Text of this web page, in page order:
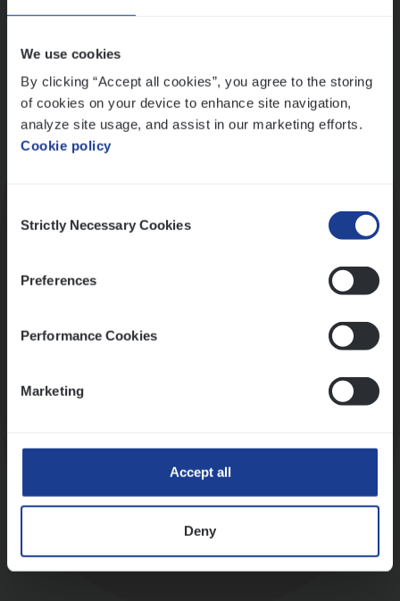
We use cookies
By clicking “Accept all cookies”, you agree to the storing
of cookies on your device to enhance site navigation,
analyze site usage, and assist in our marketing efforts.
Cookie policy
Selection
Strictly Necessary Cookies
Preferences
Performance Cookies
Marketing
Accept all
Deny